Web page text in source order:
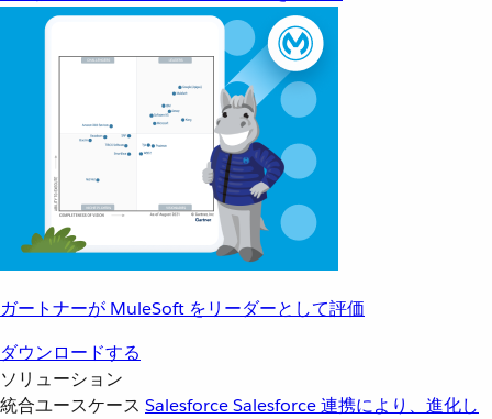
ガートナーが MuleSoft をリーダーとして評価
ダウンロードする
ソリューション
統合ユースケース SalesforceSalesforce 連携により、進化し